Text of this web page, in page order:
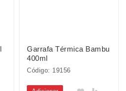
Garrafa Térmica Bambu
400ml
Código: 19156